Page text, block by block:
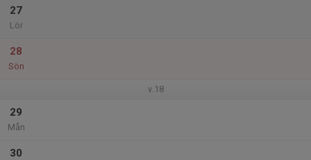
27
Lör
28
Sön
v.18
29
Mån
30